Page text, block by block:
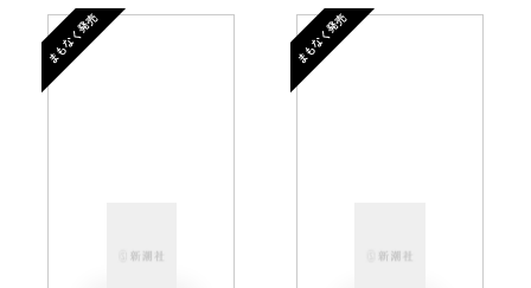
まもなく発売 まもなく発売